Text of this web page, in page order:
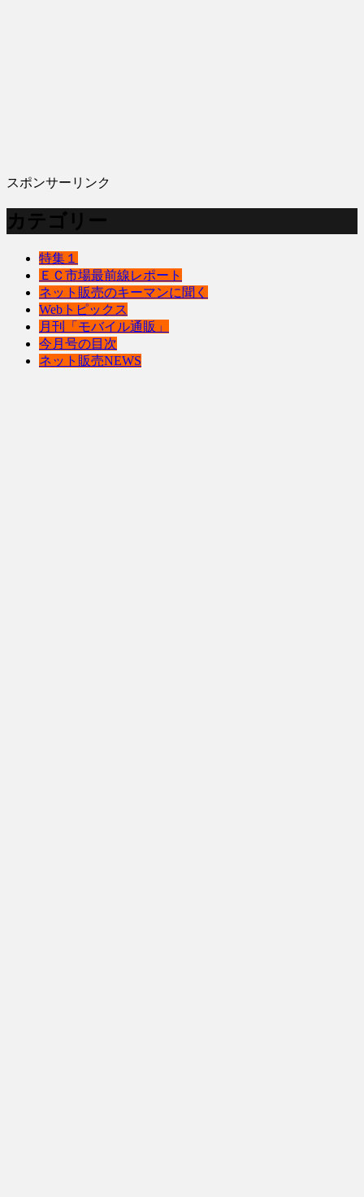
スポンサーリンク
カテゴリー
特集１
ＥＣ市場最前線レポート
ネット販売のキーマンに聞く
Webトピックス
月刊「モバイル通販」
今月号の目次
ネット販売NEWS